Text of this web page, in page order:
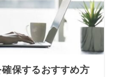
保するおすすめ方